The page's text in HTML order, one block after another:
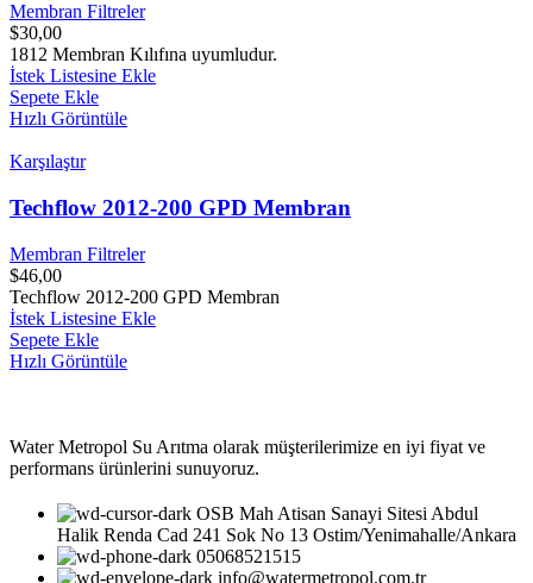
Membran Filtreler
$30,00
1812 Membran Kılıfına uyumludur.
İstek Listesine Ekle
Sepete Ekle
Hızlı Görüntüle
Karşılaştır
Techflow 2012-200 GPD Membran
Membran Filtreler
$46,00
Techflow 2012-200 GPD Membran
İstek Listesine Ekle
Sepete Ekle
Hızlı Görüntüle
Water Metropol Su Arıtma olarak müşterilerimize en iyi fiyat ve
performans ürünlerini sunuyoruz.
OSB Mah Atisan Sanayi Sitesi Abdul
Halik Renda Cad 241 Sok No 13 Ostim/Yenimahalle/Ankara
05068521515
info@watermetropol.com.tr